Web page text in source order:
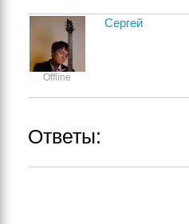
Offline
Сергей
Ответы: